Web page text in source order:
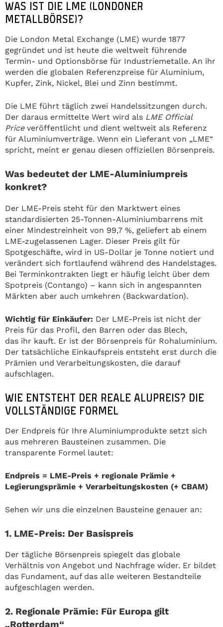
WAS IST DIE LME (LONDONER
METALLBÖRSE)?
Die London Metal Exchange (LME) wurde 1877
gegründet und ist heute die weltweit führende
Termin- und Optionsbörse für Industriemetalle. An ihr
werden die globalen Referenzpreise für Aluminium,
Kupfer, Zink, Nickel, Blei und Zinn bestimmt.
Die LME führt täglich zwei Handelssitzungen durch.
Der daraus ermittelte Wert wird als LME Official
Priceveröffentlicht und dient weltweit als Referenz
für Aluminiumverträge. Wenn ein Lieferant von „LME“
spricht, meint er genau diesen offiziellen Börsenpreis.
Was bedeutet der LME-Aluminiumpreis
konkret?
Der LME-Preis steht für den Marktwert eines
standardisierten 25-Tonnen-Aluminiumbarrens mit
einer Mindestreinheit von 99,7 %, geliefert ab einem
LME-zugelassenen Lager. Dieser Preis gilt für
Spotgeschäfte, wird in US-Dollar je Tonne notiert und
verändert sich fortlaufend während des Handelstages.
Bei Terminkontrakten liegt er häufig leicht über dem
Spotpreis (Contango) – kann sich in angespannten
Märkten aber auch umkehren (Backwardation).
Wichtig für Einkäufer: Der LME-Preis ist nicht der
Preis für das Profil, den Barren oder das Blech,
das ihr kauft. Er ist der Börsenpreis für Rohaluminium.
Der tatsächliche Einkaufspreis entsteht erst durch die
Prämien und Verarbeitungskosten, die darauf
aufschlagen.
WIE ENTSTEHT DER REALE ALUPREIS? DIE
VOLLSTÄNDIGE FORMEL
Der Endpreis für Ihre Aluminiumprodukte setzt sich
aus mehreren Bausteinen zusammen. Die
transparente Formel lautet:
Endpreis = LME-Preis + regionale Prämie +
Legierungsprämie + Verarbeitungskosten (+ CBAM)
Sehen wir uns die einzelnen Bausteine genauer an:
1. LME-Preis: Der Basispreis
Der tägliche Börsenpreis spiegelt das globale
Verhältnis von Angebot und Nachfrage wider. Er bildet
das Fundament, auf das alle weiteren Bestandteile
aufgeschlagen werden.
2. Regionale Prämie: Für Europa gilt
„Rotterdam“